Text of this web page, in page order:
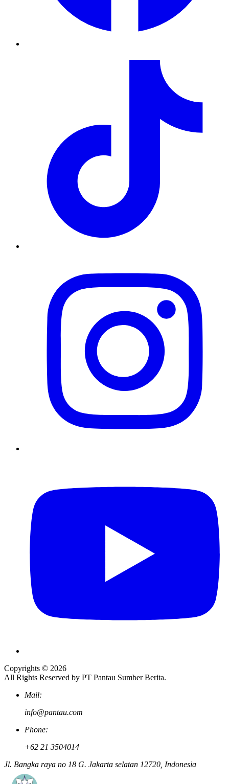
Copyrights © 2026
All Rights Reserved by PT Pantau Sumber Berita.
Mail:
info@pantau.com
Phone:
+62 21 3504014
Jl. Bangka raya no 18 G. Jakarta selatan 12720, Indonesia